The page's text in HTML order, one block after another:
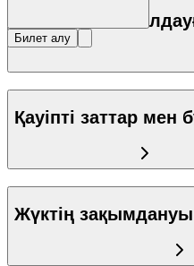
Билет алу
Ұшақта
Қауіпті заттар мен
Жүктің